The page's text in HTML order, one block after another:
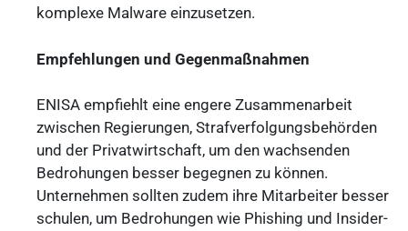
komplexe Malware einzusetzen.
Empfehlungen und Gegenmaßnahmen
ENISA empfiehlt eine engere Zusammenarbeit
zwischen Regierungen, Strafverfolgungsbehörden
und der Privatwirtschaft, um den wachsenden
Bedrohungen besser begegnen zu können.
Unternehmen sollten zudem ihre Mitarbeiter besser
schulen, um Bedrohungen wie Phishing und Insider-